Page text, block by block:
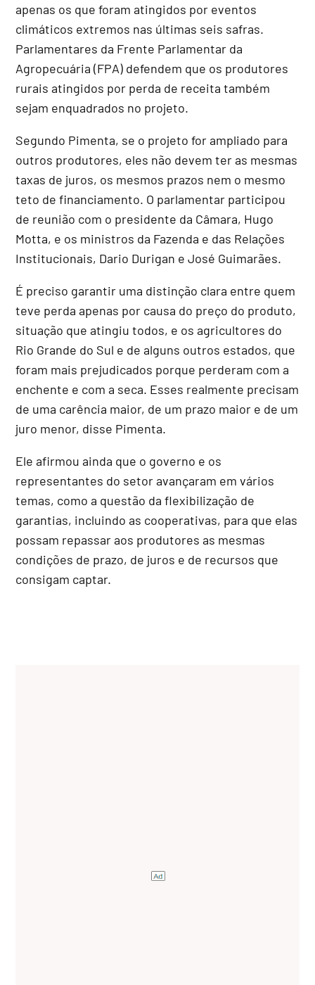
apenas os que foram atingidos por eventos
climáticos extremos nas últimas seis safras.
Parlamentares da Frente Parlamentar da
Agropecuária (FPA) defendem que os produtores
rurais atingidos por perda de receita também
sejam enquadrados no projeto.
Segundo Pimenta, se o projeto for ampliado para
outros produtores, eles não devem ter as mesmas
taxas de juros, os mesmos prazos nem o mesmo
teto de financiamento. O parlamentar participou
de reunião com o presidente da Câmara, Hugo
Motta, e os ministros da Fazenda e das Relações
Institucionais, Dario Durigan e José Guimarães.
É preciso garantir uma distinção clara entre quem
teve perda apenas por causa do preço do produto,
situação que atingiu todos, e os agricultores do
Rio Grande do Sul e de alguns outros estados, que
foram mais prejudicados porque perderam com a
enchente e com a seca. Esses realmente precisam
de uma carência maior, de um prazo maior e de um
juro menor, disse Pimenta.
Ele afirmou ainda que o governo e os
representantes do setor avançaram em vários
temas, como a questão da flexibilização de
garantias, incluindo as cooperativas, para que elas
possam repassar aos produtores as mesmas
condições de prazo, de juros e de recursos que
consigam captar.